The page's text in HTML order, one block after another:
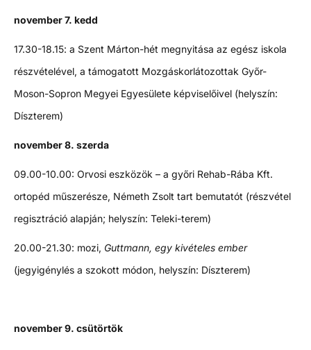
november 7. kedd
17.30-18.15: a Szent Márton-hét megnyitása az egész iskola
részvételével, a támogatott Mozgáskorlátozottak Győr-
Moson-Sopron Megyei Egyesülete képviselőivel (helyszín:
Díszterem)
november 8. szerda
09.00-10.00: Orvosi eszközök – a győri Rehab-Rába Kft.
ortopéd műszerésze, Németh Zsolt tart bemutatót (részvétel
regisztráció alapján; helyszín: Teleki-terem)
20.00-21.30: mozi, Guttmann, egy kivételes ember
(jegyigénylés a szokott módon, helyszín: Díszterem)
november 9. csütörtök